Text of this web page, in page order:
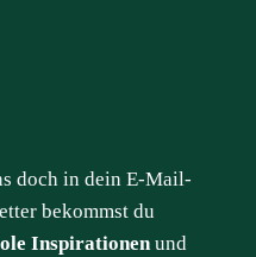
doch in dein E-Mail-
bekommst du
Inspirationenund